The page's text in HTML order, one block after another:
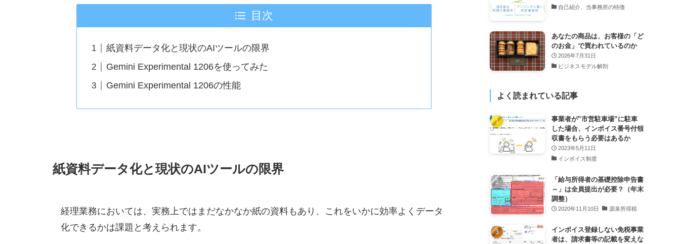
目次
紙資料データ化と現状のAIツールの限界
Gemini Experimental 1206を使ってみた
Gemini Experimental 1206の性能
紙資料データ化と現状のAIツールの限界
経理業務においては、実務上ではまだなかなか紙の資料もあり、これをいかに効率よくデータ
化できるかは課題と考えられます。
自己紹介、当事務所の特徴
あなたの商品は、お客様の「ど
のお金」で買われているのか
2026年7月31日
ビジネスモデル解剖
よく読まれている記事
事業者が”市営駐車場”に駐車
した場合、インボイス番号付領
収書をもらう必要はあるか
2023年5月11日
インボイス制度
「給与所得者の基礎控除申告書
～」は全員提出が必要？（年末
調整）
2020年11月10日 源泉所得税
インボイス登録しない免税事業
者は、請求書等の記載を変えな